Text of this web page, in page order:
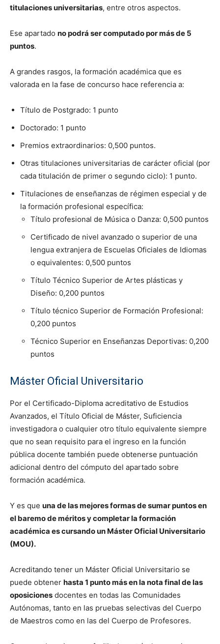
titulaciones universitarias, entre otros aspectos.
Ese apartado no podrá ser computado por más de 5
puntos.
A grandes rasgos, la formación académica que es
valorada en la fase de concurso hace referencia a:
Título de Postgrado: 1 punto
Doctorado: 1 punto
Premios extraordinarios: 0,500 puntos.
Otras titulaciones universitarias de carácter oficial (por
cada titulación de primer o segundo ciclo): 1 punto.
Titulaciones de enseñanzas de régimen especial y de
la formación profesional específica:
Título profesional de Música o Danza: 0,500 puntos
Certificado de nivel avanzado o superior de una
lengua extranjera de Escuelas Oficiales de Idiomas
o equivalentes: 0,500 puntos
Título Técnico Superior de Artes plásticas y
Diseño: 0,200 puntos
Título técnico Superior de Formación Profesional:
0,200 puntos
Técnico Superior en Enseñanzas Deportivas: 0,200
puntos
Máster Oficial Universitario
Por el Certificado-Diploma acreditativo de Estudios
Avanzados, el Título Oficial de Máster, Suficiencia
investigadora o cualquier otro título equivalente siempre
que no sean requisito para el ingreso en la función
pública docente también puede obtenerse puntuación
adicional dentro del cómputo del apartado sobre
formación académica.
Y es que una de las mejores formas de sumar puntos en
el baremo de méritos y completar la formación
académica es cursando un Máster Oficial Universitario
(MOU).
Acreditando tener un Máster Oficial Universitario se
puede obtener hasta 1 punto más en la nota final de las
oposiciones docentes en todas las Comunidades
Autónomas, tanto en las pruebas selectivas del Cuerpo
de Maestros como en las del Cuerpo de Profesores.